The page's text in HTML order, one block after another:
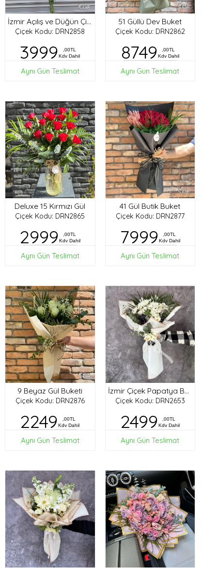
İzmir Açılış ve Düğün Çiçekleri
Çiçek Kodu: DRN2858
3999
,00TL
Kdv Dahil
Aynı Gün Teslimat
51 Güllü Dev Buket
Çiçek Kodu: DRN2862
8749
,00TL
Kdv Dahil
Aynı Gün Teslimat
Deluxe 15 Kırmızı Gül
Çiçek Kodu: DRN2865
2999
,00TL
Kdv Dahil
Aynı Gün Teslimat
41 Gül Butik Buket
Çiçek Kodu: DRN2877
7999
,00TL
Kdv Dahil
Aynı Gün Teslimat
9 Beyaz Gül Buketi
Çiçek Kodu: DRN2876
2249
,00TL
Kdv Dahil
Aynı Gün Teslimat
İzmir Çiçek Papatya Buketi
Çiçek Kodu: DRN2653
2499
,00TL
Kdv Dahil
Aynı Gün Teslimat